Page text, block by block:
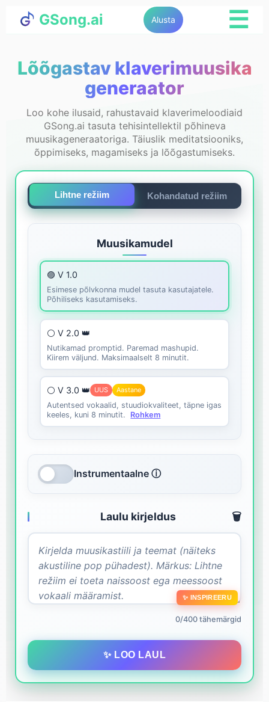
GSong.ai Alusta ☰
Lõõgastav klaverimuusika
generaator
Loo kohe ilusaid, rahustavaid klaverimeloodiaid
GSong.ai tasuta tehisintellektil põhineva
muusikageneraatoriga. Täiuslik meditatsiooniks,
õppimiseks, magamiseks ja lõõgastumiseks.
Lihtne režiim Kohandatud režiim
Muusikamudel
🟣 V 1.0
Esimese põlvkonna mudel tasuta kasutajatele.
Põhiliseks kasutamiseks.
⚪ V 2.0 👑
Nutikamad promptid. Paremad mashupid.
Kiirem väljund. Maksimaalselt 8 minutit.
⚪ V 3.0 👑 UUS Aastane
Autentsed vokaalid, stuudiokvaliteet, täpne igas
keeles, kuni 8 minutit.
Rohkem
Instrumentaalne ⓘ
Laulu kirjeldus 🗑️
✨ INSPIREERU
0/400 tähemärgid
✨ LOO LAUL